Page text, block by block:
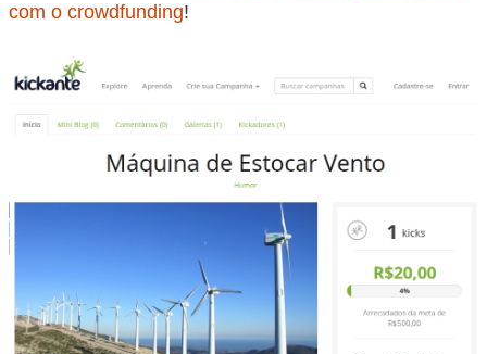
com o crowdfunding!